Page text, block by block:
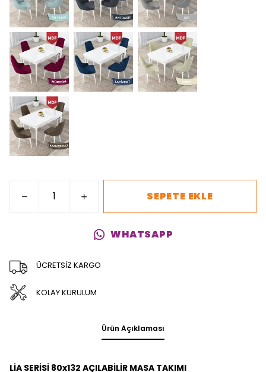
SEPETE EKLE
WHATSAPP
ÜCRETSİZ KARGO
KOLAY KURULUM
Ürün Açıklaması
LİA SERİSİ 80x132 AÇILABİLİR MASA TAKIMI